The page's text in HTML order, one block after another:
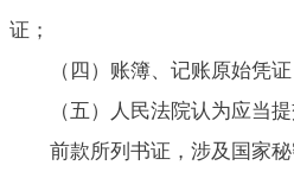
证；
（四）账簿、记账原始凭证
（五）人民法院认为应当
前款所列书证，涉及国家